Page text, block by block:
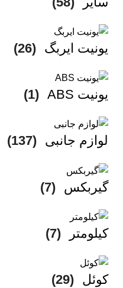
یونیت ایربگ (26)
یونیت ABS (1)
لوازم جانبی (137)
گیربکس (7)
کیلومتر (7)
کوئل (29)